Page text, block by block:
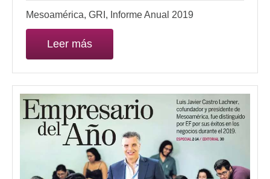
Mesoamérica, GRI, Informe Anual 2019
Leer más